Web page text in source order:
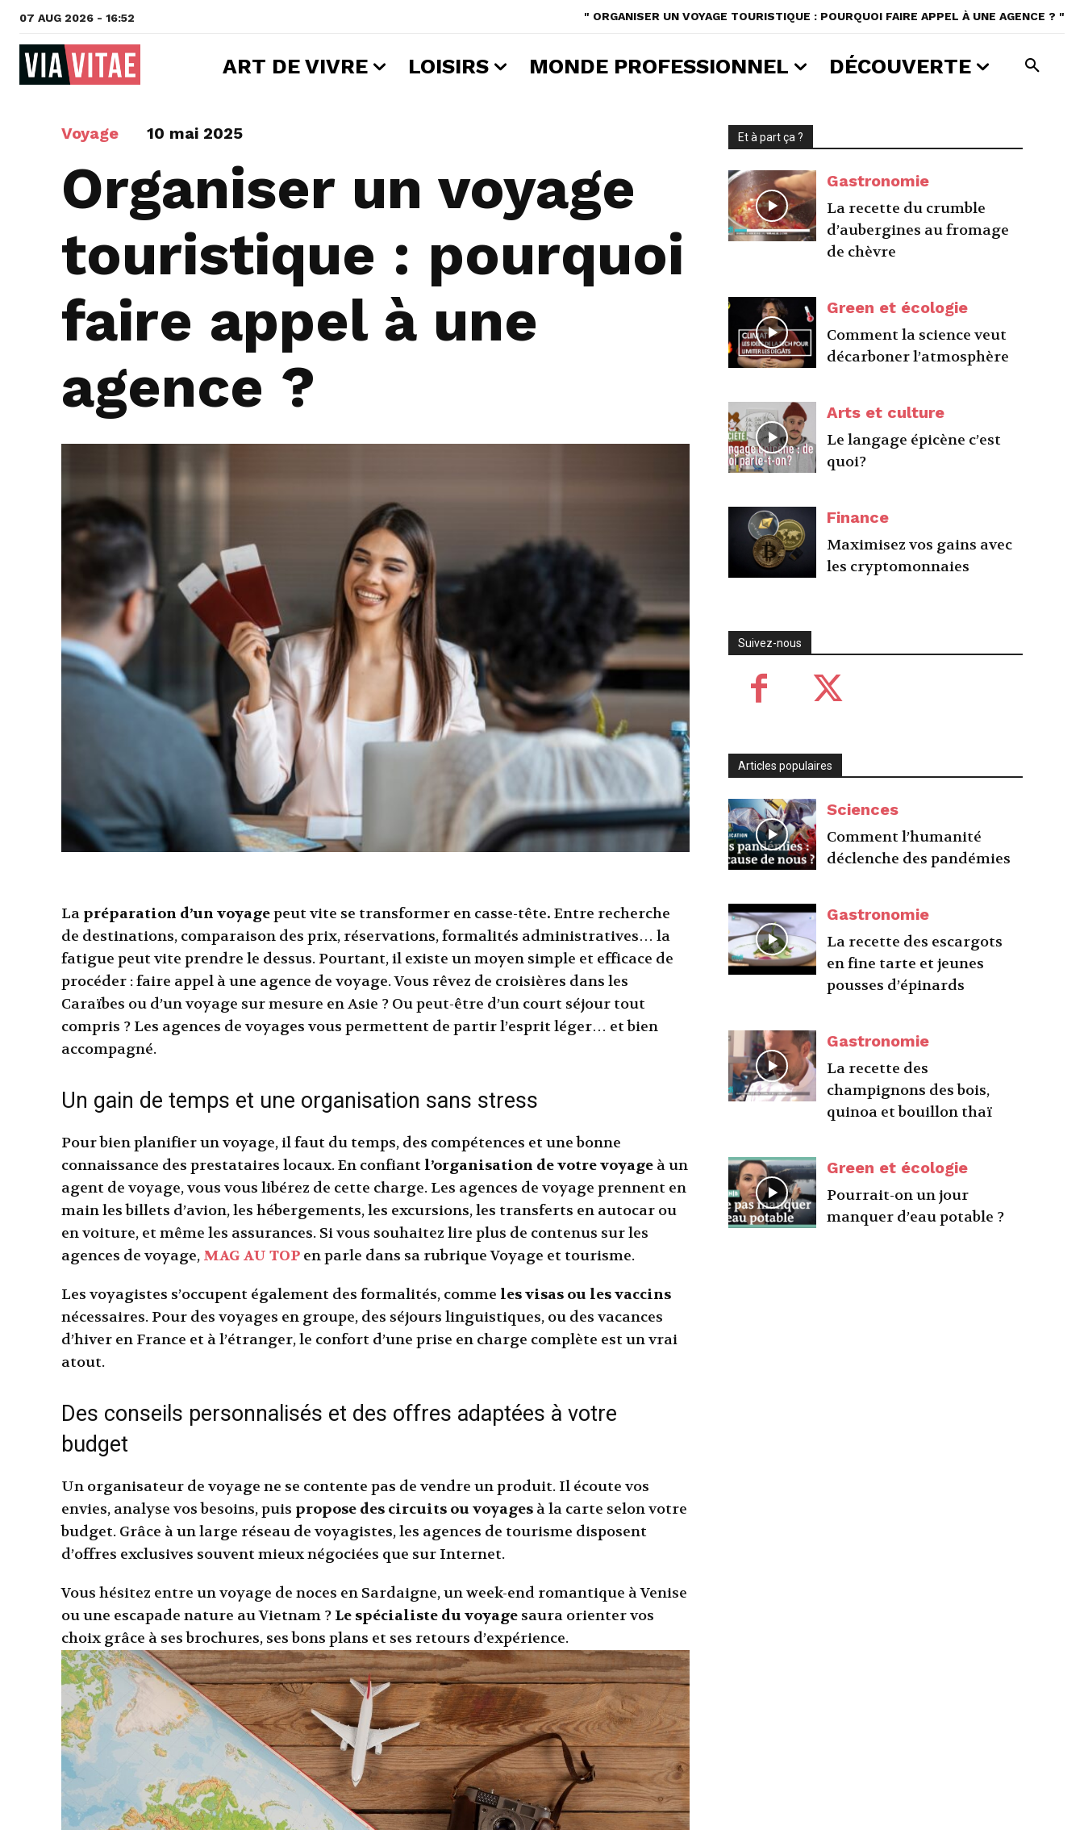
07 AUG 2026 - 16:52 " ORGANISER UN VOYAGE TOURISTIQUE : POURQUOI FAIRE APPEL À UNE AGENCE ? "
ART DE VIVRE LOISIRS MONDE PROFESSIONNEL DÉCOUVERTE
Voyage 10 mai 2025
Organiser un voyage
touristique : pourquoi
faire appel à une
agence ?
La préparation d’un voyagepeut vite se transformer en casse-tête. Entre recherche
de destinations, comparaison des prix, réservations, formalités administratives… la
fatigue peut vite prendre le dessus. Pourtant, il existe un moyen simple et efficace de
procéder : faire appel à une agence de voyage. Vous rêvez de croisières dans les
Caraïbes ou d’un voyage sur mesure en Asie ? Ou peut-être d’un court séjour tout
compris ? Les agences de voyages vous permettent de partir l’esprit léger… et bien
accompagné.
Un gain de temps et une organisation sans stress
Pour bien planifier un voyage, il faut du temps, des compétences et une bonne
connaissance des prestataires locaux. En confiant l’organisation de votre voyage à un
agent de voyage, vous vous libérez de cette charge. Les agences de voyage prennent en
main les billets d’avion, les hébergements, les excursions, les transferts en autocar ou
en voiture, et même les assurances. Si vous souhaitez lire plus de contenus sur les
agences de voyage, MAG AU TOP en parle dans sa rubrique Voyage et tourisme.
Les voyagistes s’occupent également des formalités, comme les visas ou les vaccins
nécessaires. Pour des voyages en groupe, des séjours linguistiques, ou des vacances
d’hiver en France et à l’étranger, le confort d’une prise en charge complète est un vrai
atout.
Des conseils personnalisés et des offres adaptées à votre
budget
Un organisateur de voyage ne se contente pas de vendre un produit. Il écoute vos
envies, analyse vos besoins, puis propose des circuits ou voyages à la carte selon votre
budget. Grâce à un large réseau de voyagistes, les agences de tourisme disposent
d’offres exclusives souvent mieux négociées que sur Internet.
Vous hésitez entre un voyage de noces en Sardaigne, un week-end romantique à Venise
ou une escapade nature au Vietnam ? Le spécialiste du voyage saura orienter vos
choix grâce à ses brochures, ses bons plans et ses retours d’expérience.
Et à part ça ?
Gastronomie
La recette du crumble
d’aubergines au fromage
de chèvre
Green et écologie
Comment la science veut
décarboner l’atmosphère
Arts et culture
Le langage épicène c’est
quoi?
Finance
Maximisez vos gains avec
les cryptomonnaies
Suivez-nous
Articles populaires
Sciences
Comment l’humanité
déclenche des pandémies
Gastronomie
La recette des escargots
en fine tarte et jeunes
pousses d’épinards
Gastronomie
La recette des
champignons des bois,
quinoa et bouillon thaï
Green et écologie
Pourrait-on un jour
manquer d’eau potable ?